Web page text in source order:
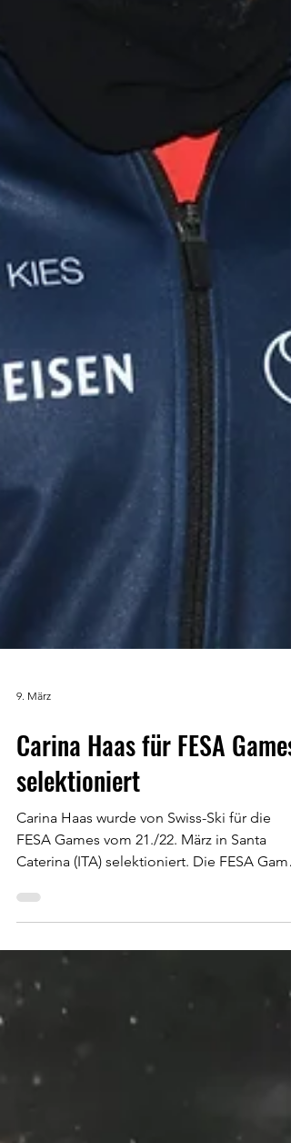
9. März
Carina Haas für FESA Games
selektioniert
Carina Haas wurde von Swiss-Ski für die
sind ein jährlich stattfindender
Wintersportnachwuchs. Sie werden von der
Federation of European Ski & Snowboard
sind die Altersstufen U16 und U18
herzlich zur Selektion und wünschen ihr viel